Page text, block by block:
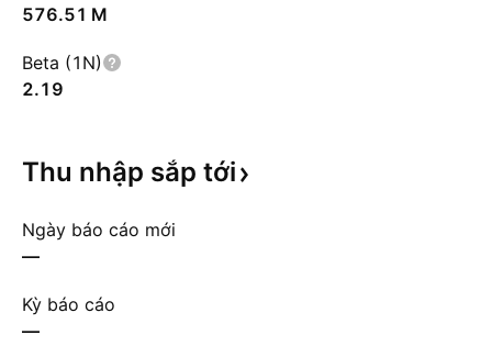
‪576.51 M‬
Beta (1N)
2.19
Thu nhập sắp tới
Ngày báo cáo mới
—
Kỳ báo cáo
—